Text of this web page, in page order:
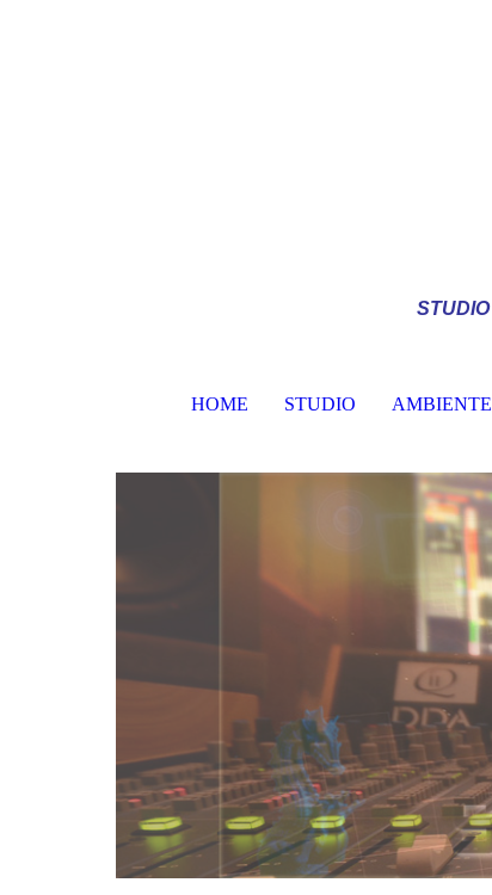
STUDIO
HOME STUDIO AMBIENTE